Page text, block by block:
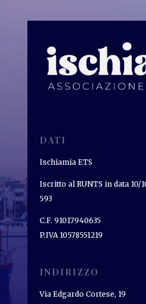
DATI
Ischiamia ETS
Iscritto al RUNTS in data 10/
593
C.F. 91017940635
P.IVA 10578551219
INDIRIZZO
Via Edgardo Cortese, 19